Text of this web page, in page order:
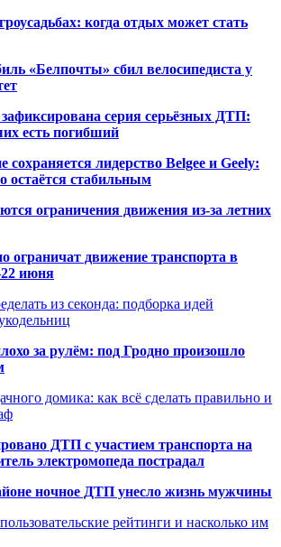
когда отдых может стать
«Белпочты» сбил велосипедиста у
серия серьёзных ДТП:
есть погибший
лидерство Belgee и Geely:
остаётся стабильным
ограничения движения из-за летних
ограничат движение транспорта в
июня
из секонда: подборка идей
за рулём: под Гродно произошло
домика: как всё сделать правильно и
ДТП с участием транспорта на
электромопеда пострадал
ночное ДТП унесло жизнь мужчины
рейтинги и насколько им